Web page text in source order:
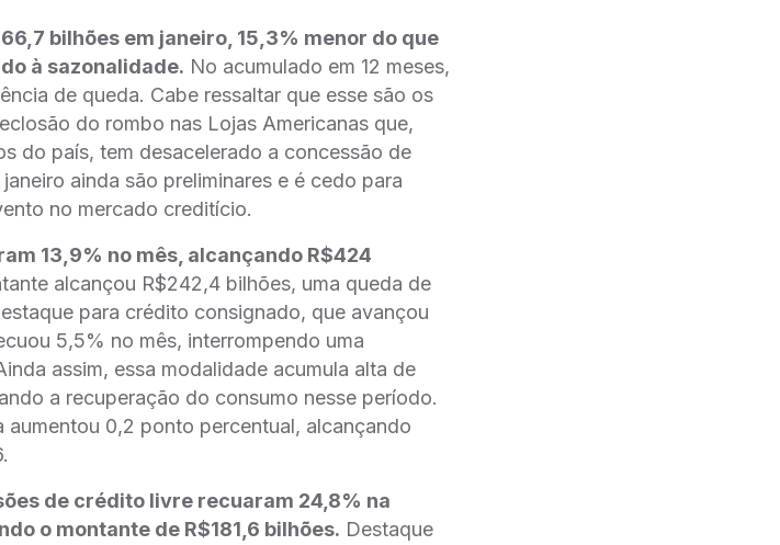
bilhões em janeiro, 15,3% menor do que
à sazonalidade. No acumulado em 12 meses,
de queda. Cabe ressaltar que esse são os
do rombo nas Lojas Americanas que,
do país, tem desacelerado a concessão de
ainda são preliminares e é cedo para
no mercado creditício.
13,9% no mês, alcançando R$424
alcançou R$242,4 bilhões, uma queda de
para crédito consignado, que avançou
5,5% no mês, interrompendo uma
assim, essa modalidade acumula alta de
a recuperação do consumo nesse período.
0,2 ponto percentual, alcançando
de crédito livre recuaram 24,8% na
o montante de R$181,6 bilhões. Destaque